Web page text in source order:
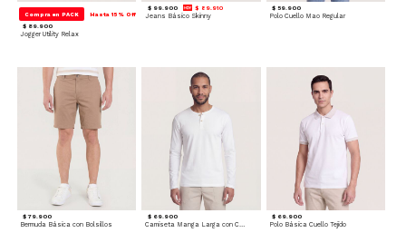
Compra en PACK Hasta 15% Off
$ 89.900
Jogger Utility Relax
$ 99.900 $ 89.910
Jeans Básico Skinny
$ 59.900
Polo Cuello Mao Regular
$ 79.900
Bermuda Básica con Bolsillos
$ 69.900
Camiseta Manga Larga con Cuello Henley
$ 69.900
Polo Básica Cuello Tejido